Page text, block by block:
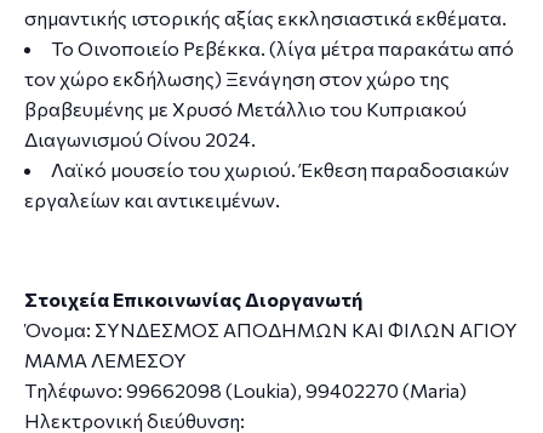
σημαντικής ιστορικής αξίας εκκλησιαστικά εκθέματα.
Το Οινοποιείο Ρεβέκκα. (λίγα μέτρα παρακάτω από
τον χώρο εκδήλωσης) Ξενάγηση στον χώρο της
βραβευμένης με Χρυσό Μετάλλιο του Κυπριακού
Διαγωνισμού Οίνου 2024.
Λαϊκό μουσείο του χωριού. Έκθεση παραδοσιακών
εργαλείων και αντικειμένων.
Στοιχεία Επικοινωνίας Διοργανωτή
Όνομα: ΣΥΝΔΕΣΜΟΣ ΑΠΟΔΗΜΩΝ ΚΑΙ ΦΙΛΩΝ ΑΓΙΟΥ
ΜΑΜΑ ΛΕΜΕΣΟΥ
Tηλέφωνο: 99662098 (Loukia), 99402270 (Maria)
Hλεκτρονική διεύθυνση: